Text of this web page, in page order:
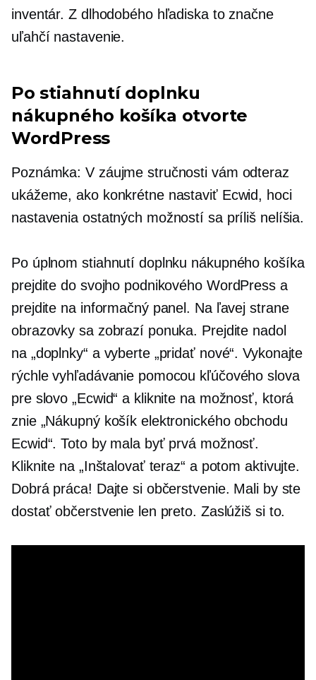
inventár. Z dlhodobého hľadiska to značne
uľahčí nastavenie.
Po stiahnutí doplnku
nákupného košíka otvorte
WordPress
Poznámka: V záujme stručnosti vám odteraz
ukážeme, ako konkrétne nastaviť Ecwid, hoci
nastavenia ostatných možností sa príliš nelíšia.
Po úplnom stiahnutí doplnku nákupného košíka
prejdite do svojho podnikového WordPress a
prejdite na informačný panel. Na ľavej strane
obrazovky sa zobrazí ponuka. Prejdite nadol
na „doplnky“ a vyberte „pridať nové“. Vykonajte
rýchle vyhľadávanie pomocou kľúčového slova
pre slovo „Ecwid“ a kliknite na možnosť, ktorá
znie „Nákupný košík elektronického obchodu
Ecwid“. Toto by mala byť prvá možnosť.
Kliknite na „Inštalovať teraz“ a potom aktivujte.
Dobrá práca! Dajte si občerstvenie. Mali by ste
dostať občerstvenie len preto. Zaslúžiš si to.